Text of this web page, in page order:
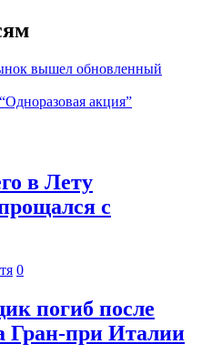
вышел обновленный
акция”
в Лету
с
0
погиб после
Гран-при Италии